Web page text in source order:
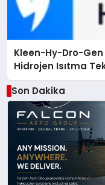
Kleen-Hy-Dro-Gen
Hidrojen Isıtma
Düzenleyici
Son Dakika